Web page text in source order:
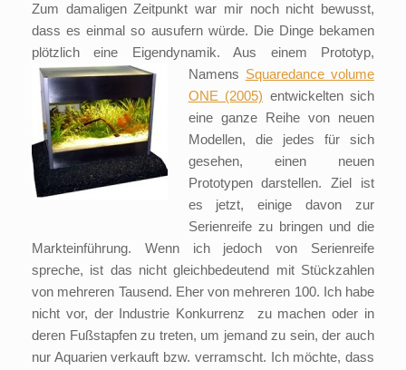
Zum damaligen Zeitpunkt war mir noch nicht bewusst,
dass es einmal so ausufern würde. Die Dinge bekamen
plötzlich eine Eigendynamik. Aus einem Prototyp,
Namens Squaredance volume
ONE (2005) entwickelten sich
eine ganze Reihe von neuen
Modellen, die jedes für sich
gesehen, einen neuen
Prototypen darstellen. Ziel ist
es jetzt, einige davon zur
Serienreife zu bringen und die
Markteinführung. Wenn ich jedoch von Serienreife
spreche, ist das nicht gleichbedeutend mit Stückzahlen
von mehreren Tausend. Eher von mehreren 100. Ich habe
nicht vor, der Industrie Konkurrenz zu machen oder in
deren Fußstapfen zu treten, um jemand zu sein, der auch
nur Aquarien verkauft bzw. verramscht. Ich möchte, dass